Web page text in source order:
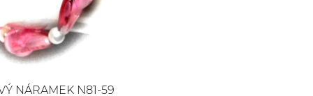
NÁRAMEK N81-59